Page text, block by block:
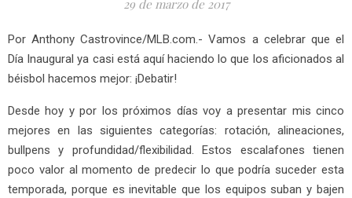
29 de marzo de 2017
Por Anthony Castrovince/MLB.com.- Vamos a celebrar que el
Día Inaugural ya casi está aquí haciendo lo que los aficionados al
béisbol hacemos mejor: ¡Debatir!
Desde hoy y por los próximos días voy a presentar mis cinco
mejores en las siguientes categorías: rotación, alineaciones,
bullpens y profundidad/flexibilidad. Estos escalafones tienen
poco valor al momento de predecir lo que podría suceder esta
temporada, porque es inevitable que los equipos suban y bajen